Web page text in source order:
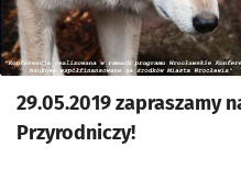
29.05.2019 zapraszamy
Przyrodniczy!